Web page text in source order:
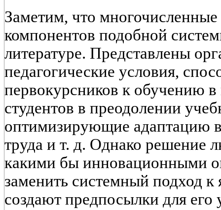
Заметим, что
компонентов подобной
литературе. Представлены
педагогические условия,
первокурсников к обучению
студентов в преодолении
оптимизирующие адаптацию
труда и т. д. Однако решение
какими бы инновационными
заменить системный подход
создают предпосылки для